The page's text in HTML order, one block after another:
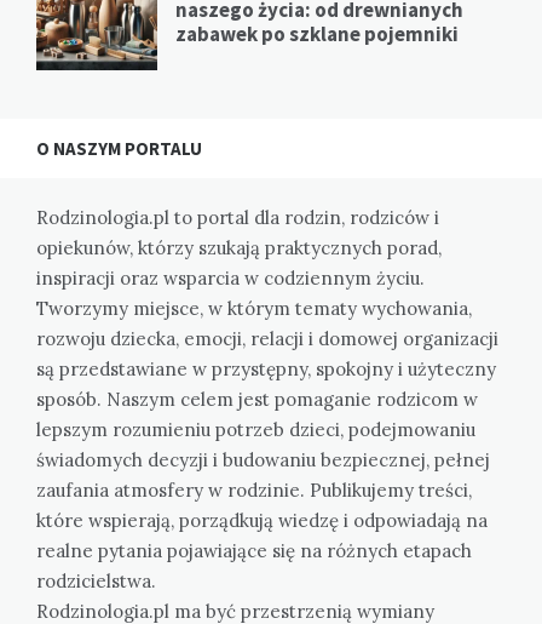
naszego życia: od drewnianych
zabawek po szklane pojemniki
O NASZYM PORTALU
Rodzinologia.pl to portal dla rodzin, rodziców i
opiekunów, którzy szukają praktycznych porad,
inspiracji oraz wsparcia w codziennym życiu.
Tworzymy miejsce, w którym tematy wychowania,
rozwoju dziecka, emocji, relacji i domowej organizacji
są przedstawiane w przystępny, spokojny i użyteczny
sposób. Naszym celem jest pomaganie rodzicom w
lepszym rozumieniu potrzeb dzieci, podejmowaniu
świadomych decyzji i budowaniu bezpiecznej, pełnej
zaufania atmosfery w rodzinie. Publikujemy treści,
które wspierają, porządkują wiedzę i odpowiadają na
realne pytania pojawiające się na różnych etapach
rodzicielstwa.
Rodzinologia.pl ma być przestrzenią wymiany